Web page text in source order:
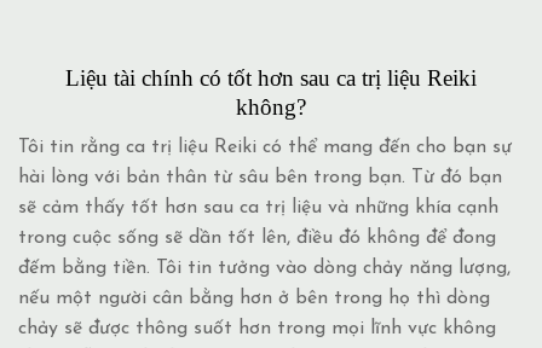
Liệu tài chính có tốt hơn sau ca trị liệu Reiki
không?
Tôi tin rằng ca trị liệu Reiki có thể mang đến cho bạn sự
hài lòng với bản thân từ sâu bên trong bạn. Từ đó bạn
sẽ cảm thấy tốt hơn sau ca trị liệu và những khía cạnh
trong cuộc sống sẽ dần tốt lên, điều đó không để đong
đếm bằng tiền. Tôi tin tưởng vào dòng chảy năng lượng,
nếu một người cân bằng hơn ở bên trong họ thì dòng
chảy sẽ được thông suốt hơn trong mọi lĩnh vực không